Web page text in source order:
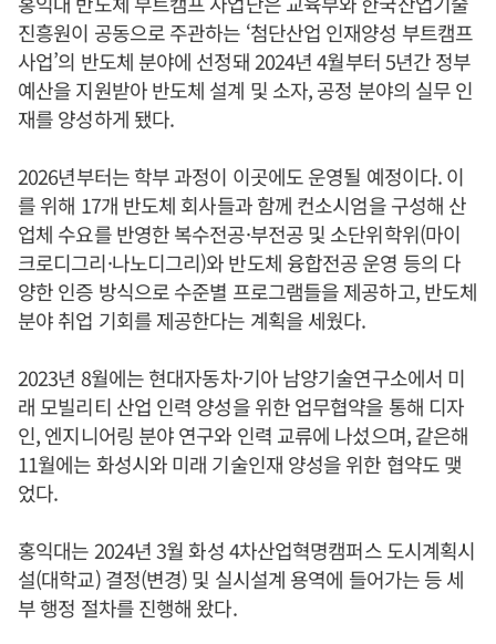
진흥원이 공동으로 주관하는 ‘첨단산업 인재양성 부트캠프
사업’의 반도체 분야에 선정돼 2024년 4월부터 5년간 정부
예산을 지원받아 반도체 설계 및 소자, 공정 분야의 실무 인
재를 양성하게 됐다.
2026년부터는 학부 과정이 이곳에도 운영될 예정이다. 이
를 위해 17개 반도체 회사들과 함께 컨소시엄을 구성해 산
업체 수요를 반영한 복수전공·부전공 및 소단위학위(마이
크로디그리·나노디그리)와 반도체 융합전공 운영 등의 다
양한 인증 방식으로 수준별 프로그램들을 제공하고, 반도체
분야 취업 기회를 제공한다는 계획을 세웠다.
2023년 8월에는 현대자동차·기아 남양기술연구소에서 미
래 모빌리티 산업 인력 양성을 위한 업무협약을 통해 디자
인, 엔지니어링 분야 연구와 인력 교류에 나섰으며, 같은해
11월에는 화성시와 미래 기술인재 양성을 위한 협약도 맺
었다.
홍익대는 2024년 3월 화성 4차산업혁명캠퍼스 도시계획시
설(대학교) 결정(변경) 및 실시설계 용역에 들어가는 등 세
부 행정 절차를 진행해 왔다.